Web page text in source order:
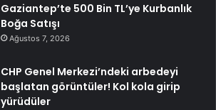
Gaziantep’te 500 Bin TL’ye Kurbanlık
Boğa Satışı
Ağustos 7, 2026
CHP Genel Merkezi’ndeki arbedeyi
başlatan görüntüler! Kol kola girip
yürüdüler